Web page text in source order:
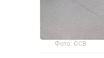
Фото: ССВ